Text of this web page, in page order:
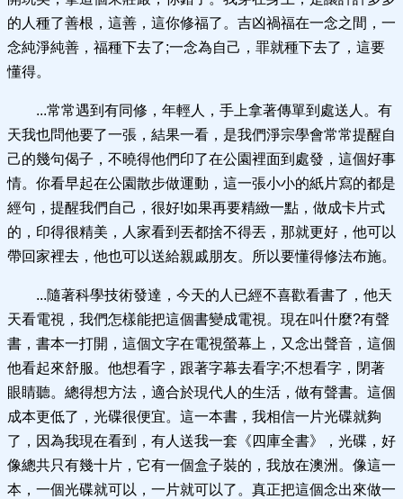
的人種了善根，這善，這你修福了。吉凶禍福在一念之間，一
念純淨純善，福種下去了;一念為自己，罪就種下去了，這要
懂得。
...常常遇到有同修，年輕人，手上拿著傳單到處送人。有
天我也問他要了一張，結果一看，是我們淨宗學會常常提醒自
己的幾句偈子，不曉得他們印了在公園裡面到處發，這個好事
情。你看早起在公園散步做運動，這一張小小的紙片寫的都是
經句，提醒我們自己，很好!如果再要精緻一點，做成卡片式
的，印得很精美，人家看到丟都捨不得丟，那就更好，他可以
帶回家裡去，他也可以送給親戚朋友。所以要懂得修法布施。
...隨著科學技術發達，今天的人已經不喜歡看書了，他天
天看電視，我們怎樣能把這個書變成電視。現在叫什麼?有聲
書，書本一打開，這個文字在電視螢幕上，又念出聲音，這個
他看起來舒服。他想看字，跟著字幕去看字;不想看字，閉著
眼睛聽。總得想方法，適合於現代人的生活，做有聲書。這個
成本更低了，光碟很便宜。這一本書，我相信一片光碟就夠
了，因為我現在看到，有人送我一套《四庫全書》，光碟，好
像總共只有幾十片，它有一個盒子裝的，我放在澳洲。像這一
本，一個光碟就可以，一片就可以了。真正把這個念出來做一